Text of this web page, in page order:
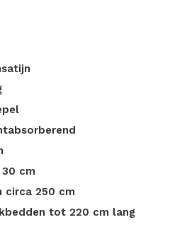
cm
circa 250 cm
tot 220 cm lang